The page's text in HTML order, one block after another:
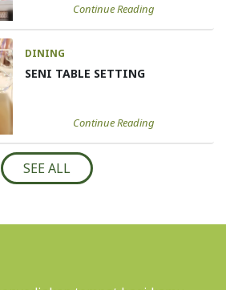
Continue Reading
DINING
SENI TABLE SETTING
Continue Reading
SEE ALL